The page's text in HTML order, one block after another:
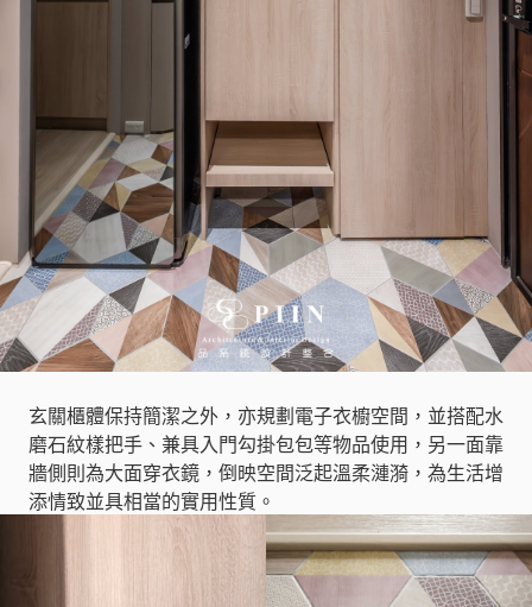
玄關櫃體保持簡潔之外，亦規劃電子衣櫥空間，並搭配水
磨石紋樣把手、兼具入門勾掛包包等物品使用，另一面靠
牆側則為大面穿衣鏡，倒映空間泛起溫柔漣漪，為生活增
添情致並具相當的實用性質。